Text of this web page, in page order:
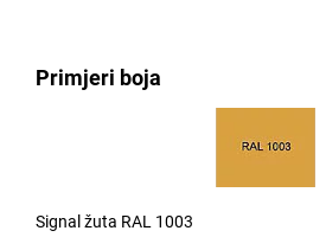
Primjeri boja
Signal žuta RAL 1003